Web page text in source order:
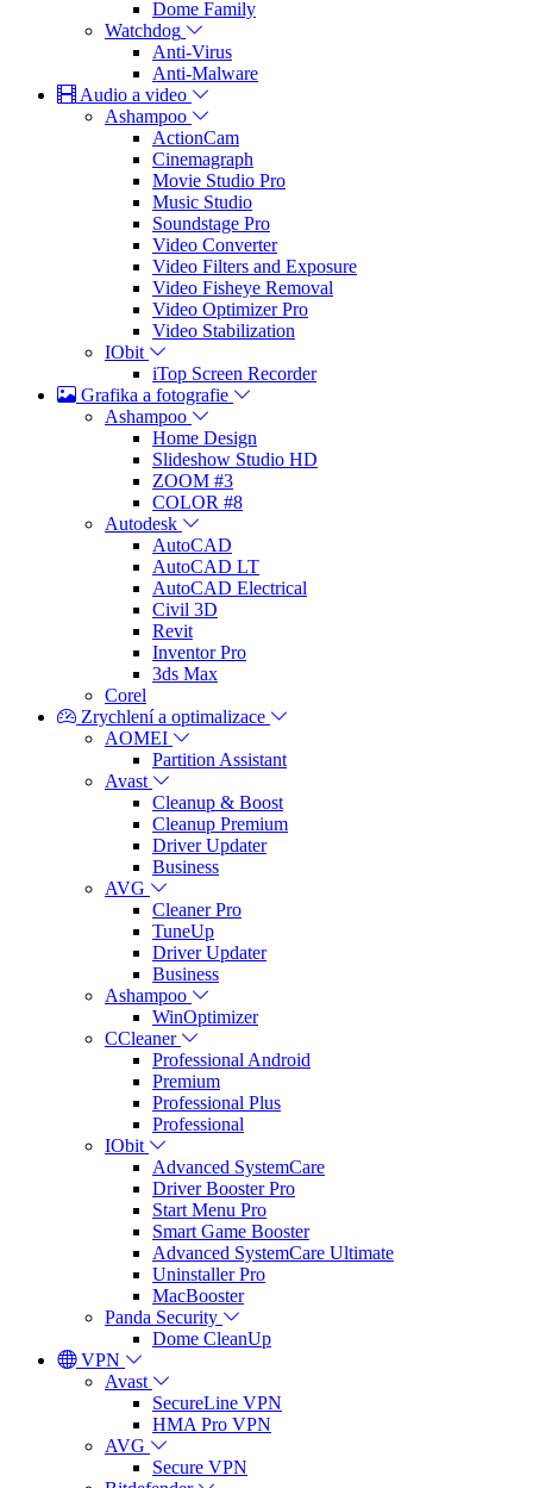
Dome Family
Watchdog
Anti-Virus
Anti-Malware
Audio a video
Ashampoo
ActionCam
Cinemagraph
Movie Studio Pro
Music Studio
Soundstage Pro
Video Converter
Video Filters and Exposure
Video Fisheye Removal
Video Optimizer Pro
Video Stabilization
IObit
iTop Screen Recorder
Grafika a fotografie
Ashampoo
Home Design
Slideshow Studio HD
ZOOM #3
COLOR #8
Autodesk
AutoCAD
AutoCAD LT
AutoCAD Electrical
Civil 3D
Revit
Inventor Pro
3ds Max
Corel
Zrychlení a optimalizace
AOMEI
Partition Assistant
Avast
Cleanup & Boost
Cleanup Premium
Driver Updater
Business
AVG
Cleaner Pro
TuneUp
Driver Updater
Business
Ashampoo
WinOptimizer
CCleaner
Professional Android
Premium
Professional Plus
Professional
IObit
Advanced SystemCare
Driver Booster Pro
Start Menu Pro
Smart Game Booster
Advanced SystemCare Ultimate
Uninstaller Pro
MacBooster
Panda Security
Dome CleanUp
VPN
Avast
SecureLine VPN
HMA Pro VPN
AVG
Secure VPN